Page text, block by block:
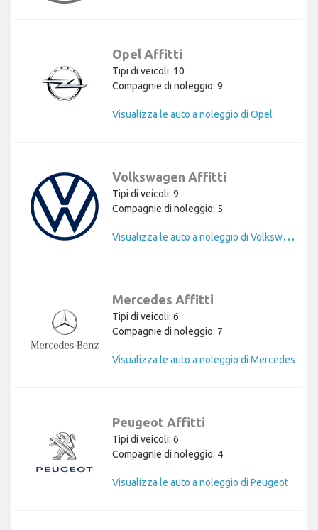
Opel Affitti
Tipi di veicoli: 10
Compagnie di noleggio: 9
Visualizza le auto a noleggio di Opel
Volkswagen Affitti
Tipi di veicoli: 9
Compagnie di noleggio: 5
V
isualizza le auto a noleggio di Volkswagen
Mercedes Affitti
Tipi di veicoli: 6
Compagnie di noleggio: 7
Visualizza le auto a noleggio di Mercedes
Peugeot Affitti
Tipi di veicoli: 6
Compagnie di noleggio: 4
Visualizza le auto a noleggio di Peugeot